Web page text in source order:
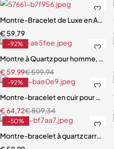
Montre-Bracelet de Luxe en Acier
€ 59,79
-92%
Montre à Quartz pour homme,
€599,94
€ 59,99
-92%
Montre-bracelet en cuir pour
€809,34
€64,72
-50%
Montre-bracelet à quartz carrée